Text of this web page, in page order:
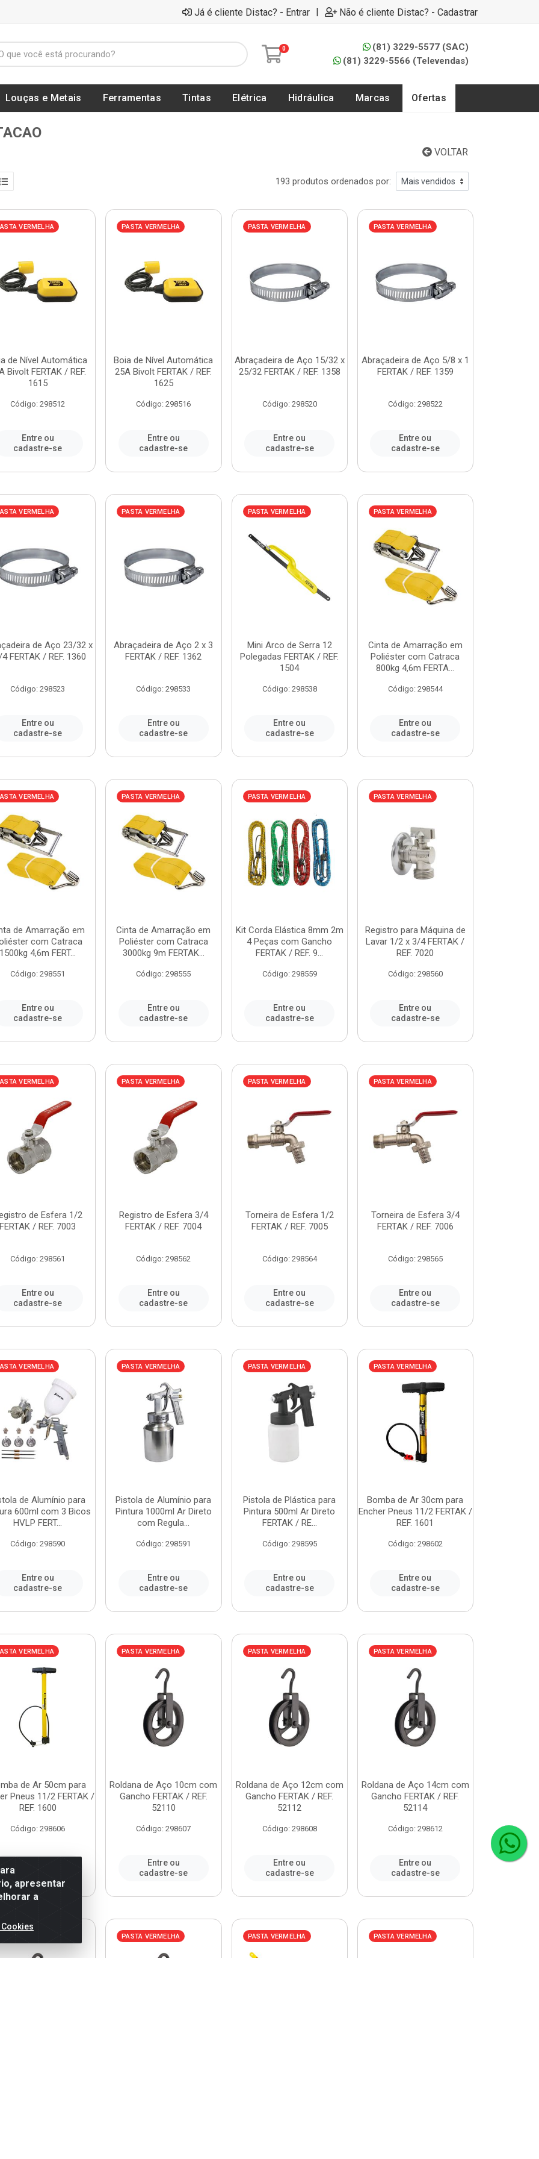
Já é cliente Distac? - Entrar | Não é cliente Distac? - Cadastrar
0
(81) 3229-5577 (SAC)
(81) 3229-5566 (Televendas)
Louças e Metais Ferramentas Tintas Elétrica Hidráulica Marcas Ofertas
VOLTAR
193 produtos ordenados por:
VERMELHA
de Nível Automática
Bivolt FERTAK / REF.
1615
Código: 298512
Entre ou
cadastre-se
PASTA VERMELHA
Boia de Nível Automática
25A Bivolt FERTAK / REF.
1625
Código: 298516
Entre ou
cadastre-se
PASTA VERMELHA
Abraçadeira de Aço 15/32 x
25/32 FERTAK / REF. 1358
Código: 298520
Entre ou
cadastre-se
PASTA VERMELHA
Abraçadeira de Aço 5/8 x 1
FERTAK / REF. 1359
Código: 298522
Entre ou
cadastre-se
VERMELHA
de Aço 23/32 x
FERTAK / REF. 1360
Código: 298523
Entre ou
cadastre-se
PASTA VERMELHA
Abraçadeira de Aço 2 x 3
FERTAK / REF. 1362
Código: 298533
Entre ou
cadastre-se
PASTA VERMELHA
Mini Arco de Serra 12
Polegadas FERTAK / REF.
1504
Código: 298538
Entre ou
cadastre-se
PASTA VERMELHA
Cinta de Amarração em
Poliéster com Catraca
800kg 4,6m FERTA...
Código: 298544
Entre ou
cadastre-se
VERMELHA
de Amarração em
com Catraca
1500kg 4,6m FERT...
Código: 298551
Entre ou
cadastre-se
PASTA VERMELHA
Cinta de Amarração em
Poliéster com Catraca
3000kg 9m FERTAK...
Código: 298555
Entre ou
cadastre-se
PASTA VERMELHA
Kit Corda Elástica 8mm 2m
4 Peças com Gancho
FERTAK / REF. 9...
Código: 298559
Entre ou
cadastre-se
PASTA VERMELHA
Registro para Máquina de
Lavar 1/2 x 3/4 FERTAK /
REF. 7020
Código: 298560
Entre ou
cadastre-se
VERMELHA
de Esfera 1/2
FERTAK / REF. 7003
Código: 298561
Entre ou
cadastre-se
PASTA VERMELHA
Registro de Esfera 3/4
FERTAK / REF. 7004
Código: 298562
Entre ou
cadastre-se
PASTA VERMELHA
Torneira de Esfera 1/2
FERTAK / REF. 7005
Código: 298564
Entre ou
cadastre-se
PASTA VERMELHA
Torneira de Esfera 3/4
FERTAK / REF. 7006
Código: 298565
Entre ou
cadastre-se
VERMELHA
de Alumínio para
600ml com 3 Bicos
HVLP FERT...
Código: 298590
Entre ou
cadastre-se
PASTA VERMELHA
Pistola de Alumínio para
Pintura 1000ml Ar Direto
com Regula...
Código: 298591
Entre ou
cadastre-se
PASTA VERMELHA
Pistola de Plástica para
Pintura 500ml Ar Direto
FERTAK / RE...
Código: 298595
Entre ou
cadastre-se
PASTA VERMELHA
Bomba de Ar 30cm para
Encher Pneus 11/2 FERTAK /
REF. 1601
Código: 298602
Entre ou
cadastre-se
VERMELHA
de Ar 50cm para
Pneus 11/2 FERTAK /
REF. 1600
Código: 298606
cadastre-se
PASTA VERMELHA
Roldana de Aço 10cm com
Gancho FERTAK / REF.
52110
Código: 298607
Entre ou
cadastre-se
PASTA VERMELHA
Roldana de Aço 12cm com
Gancho FERTAK / REF.
52112
Código: 298608
Entre ou
cadastre-se
PASTA VERMELHA
Roldana de Aço 14cm com
Gancho FERTAK / REF.
52114
Código: 298612
Entre ou
cadastre-se
PASTA VERMELHA PASTA VERMELHA PASTA VERMELHA
apresentar
a